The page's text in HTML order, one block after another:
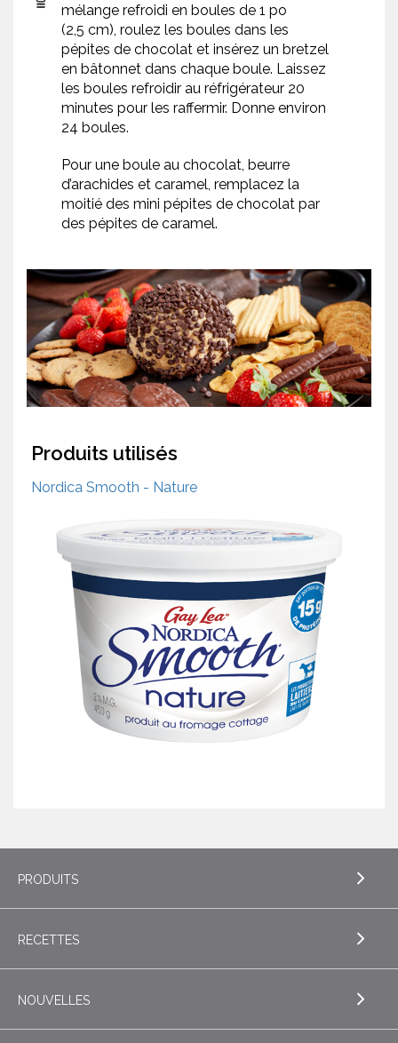
mélange refroidi en boules de 1 po
(2,5 cm), roulez les boules dans les
pépites de chocolat et insérez un bretzel
en bâtonnet dans chaque boule. Laissez
les boules refroidir au réfrigérateur 20
minutes pour les raffermir. Donne environ
24 boules.
Pour une boule au chocolat, beurre
d’arachides et caramel, remplacez la
moitié des mini pépites de chocolat par
des pépites de caramel.
Produits utilisés
Nordica Smooth - Nature
PRODUITS
EXPLORE PRODUITS
RECETTES
EXPLORE RECETTES
NOUVELLES